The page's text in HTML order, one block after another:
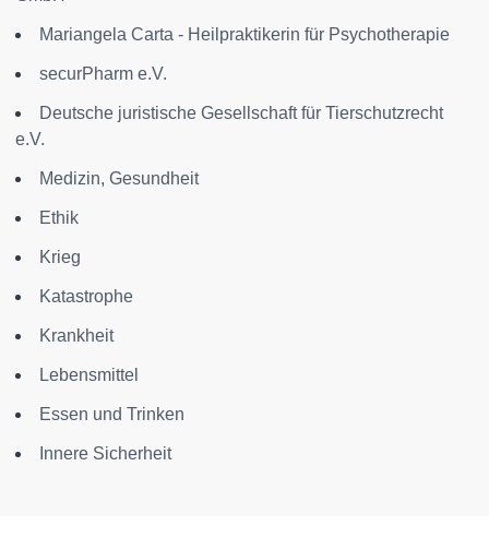
Mariangela Carta - Heilpraktikerin für Psychotherapie
securPharm e.V.
Deutsche juristische Gesellschaft für Tierschutzrecht
e.V.
Medizin, Gesundheit
Ethik
Krieg
Katastrophe
Krankheit
Lebensmittel
Essen und Trinken
Innere Sicherheit